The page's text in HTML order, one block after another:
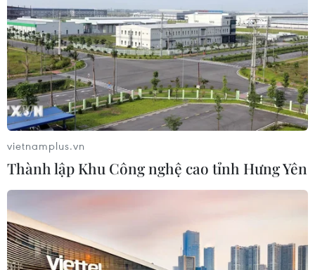
Hàn Quốc mở rộng điều tra nghi vấn
thông đồng giá sang ngành hóa dầu
06/08/2026 06:56
song phương giữa hai nước Việt Nam
và Thái Lan
06/08/2026 06:24
Chủ động nguồn điện phục vụ Hội
vietnamplus.vn
Thành lập Khu Công nghệ cao tỉnh Hưng Yên